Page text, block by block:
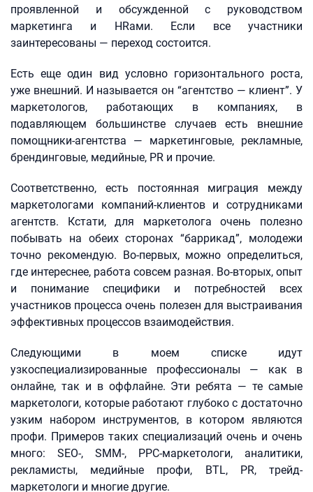
проявленной и обсужденной с руководством
маркетинга и HRами. Если все участники
заинтересованы — переход состоится.
Есть еще один вид условно горизонтального роста,
уже внешний. И называется он “агентство — клиент”. У
маркетологов, работающих в компаниях, в
подавляющем большинстве случаев есть внешние
помощники-агентства — маркетинговые, рекламные,
брендинговые, медийные, PR и прочие.
Соответственно, есть постоянная миграция между
маркетологами компаний-клиентов и сотрудниками
агентств. Кстати, для маркетолога очень полезно
побывать на обеих сторонах “баррикад”, молодежи
точно рекомендую. Во-первых, можно определиться,
где интереснее, работа совсем разная. Во-вторых, опыт
и понимание специфики и потребностей всех
участников процесса очень полезен для выстраивания
эффективных процессов взаимодействия.
Следующими в моем списке идут
узкоспециализированные профессионалы — как в
онлайне, так и в оффлайне. Эти ребята — те самые
маркетологи, которые работают глубоко с достаточно
узким набором инструментов, в котором являются
профи. Примеров таких специализаций очень и очень
много: SEO-, SMM-, PPC-маркетологи, аналитики,
рекламисты, медийные профи, BTL, PR, трейд-
маркетологи и многие другие.